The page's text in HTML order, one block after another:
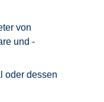
von
und -
oder dessen